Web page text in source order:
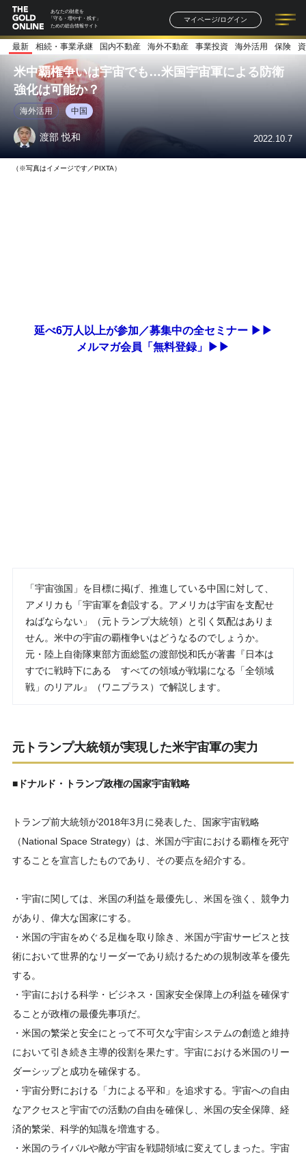
あなたの財産を
「守る・増やす・残す」
ための総合情報サイト
マイページ/ログイン
記事一覧 連載一覧
著者一覧 書籍一覧
最新 相続・事業承継 国内不動産 海外不動産 事業投資 海外活用 保険
米中覇権争いは宇宙でも…米国宇宙軍による防衛
強化は可能か？
海外活用 中国
渡部 悦和 2022.10.7
（※写真はイメージです／PIXTA）
延べ6万人以上が参加／募集中の全セミナー ▶▶
メルマガ会員「無料登録」▶▶
「宇宙強国」を目標に掲げ、推進している中国に対して、
アメリカも「宇宙軍を創設する。アメリカは宇宙を支配せ
ねばならない」（元トランプ大統領）と引く気配はありま
せん。米中の宇宙の覇権争いはどうなるのでしょうか。
元・陸上自衛隊東部方面総監の渡部悦和氏が著書『日本は
すでに戦時下にある すべての領域が戦場になる「全領域
戦」のリアル』（ワニプラス）で解説します。
元トランプ大統領が実現した米宇宙軍の実力
■ドナルド・トランプ政権の国家宇宙戦略
トランプ前大統領が2018年3月に発表した、国家宇宙戦略
（National Space Strategy）は、米国が宇宙における覇権を死守
することを宣言したものであり、その要点を紹介する。
・宇宙に関しては、米国の利益を最優先し、米国を強く、競争力
があり、偉大な国家にする。
・米国の宇宙をめぐる足枷を取り除き、米国が宇宙サービスと技
術において世界的なリーダーであり続けるための規制改革を優先
する。
・宇宙における科学・ビジネス・国家安全保障上の利益を確保す
ることが政権の最優先事項だ。
・米国の繁栄と安全にとって不可欠な宇宙システムの創造と維持
において引き続き主導的役割を果たす。宇宙における米国のリー
ダーシップと成功を確保する。
・宇宙分野における「力による平和」を追求する。宇宙への自由
なアクセスと宇宙での活動の自由を確保し、米国の安全保障、経
済的繁栄、科学的知識を増進する。
・米国のライバルや敵が宇宙を戦闘領域に変えてしまった。宇宙